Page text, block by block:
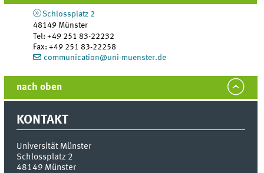
Schlossplatz 2
48149 Münster
Tel:+49 251 83-22232
Fax:+49 251 83-22258
communication@uni-muenster.de
nach oben
KONTAKT
Universität Münster
Schlossplatz 2
48149 Münster